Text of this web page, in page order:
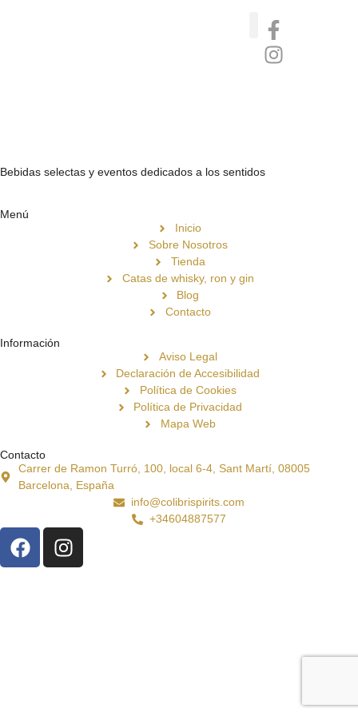
Bebidas selectas y eventos dedicados a los sentidos
Menú
Inicio
Sobre Nosotros
Tienda
Catas de whisky, ron y gin
Blog
Contacto
Información
Aviso Legal
Declaración de Accesibilidad
Política de Cookies
Política de Privacidad
Mapa Web
Contacto
Carrer de Ramon Turró, 100, local 6-4, Sant Martí, 08005
Barcelona, España
info@colibrispirits.com
+34604887577